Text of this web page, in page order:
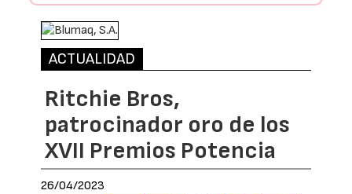
ACTUALIDAD
Ritchie Bros,
patrocinador oro de los
XVII Premios Potencia
26/04/2023